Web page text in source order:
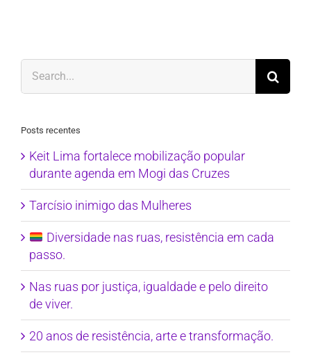
for:
Posts recentes
Keit Lima fortalece mobilização popular
durante agenda em Mogi das Cruzes
Tarcísio inimigo das Mulheres
Diversidade nas ruas, resistência em cada
passo.
Nas ruas por justiça, igualdade e pelo direito
de viver.
20 anos de resistência, arte e transformação.